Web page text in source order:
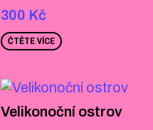
300 Kč
ČTĚTE VÍCE
Velikonoční ostrov